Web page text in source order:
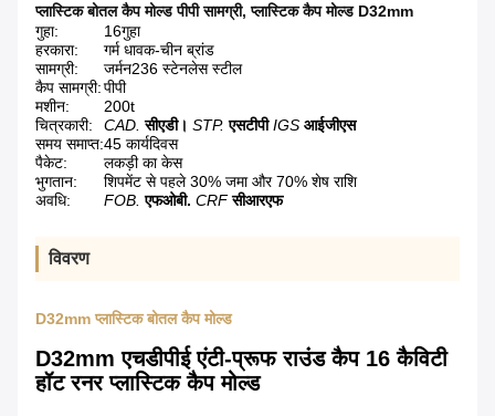
प्लास्टिक बोतल कैप मोल्ड पीपी सामग्री,प्लास्टिक कैप मोल्ड D32mm
गुहा:
16गुहा
हरकारा:
गर्म धावक-चीन ब्रांड
सामग्री:
जर्मन236 स्टेनलेस स्टील
कैप सामग्री:पीपी
मशीन:
200t
चित्रकारी:
CAD. सीएडी। STP. एसटीपी IGS आईजीएस
समय समाप्त:45 कार्यदिवस
पैकेट:
लकड़ी का केस
भुगतान:
शिपमेंट से पहले 30% जमा और 70% शेष राशि
अवधि:
FOB. एफओबी. CRF सीआरएफ
विवरण
D32mm प्लास्टिक बोतल कैप मोल्ड
D32mm एचडीपीई एंटी-प्रूफ राउंड कैप 16 कैविटी
हॉट रनर प्लास्टिक कैप मोल्ड